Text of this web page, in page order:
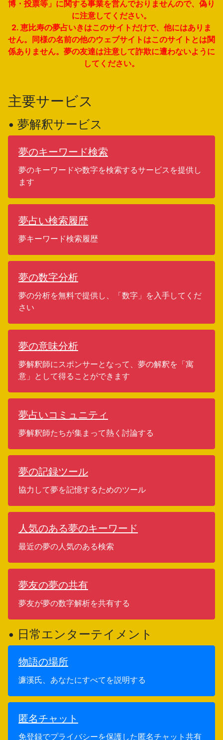
博・投票等」に関する事業を営んでおりませんので、偽り
に注意してください。
2. 恵比寿の夢占いきはこのサイトだけで、他にはありま
せん。同様の名前の他のウェブサイトはこのサイトとは関
係ありません。夢の友達は注意して詐欺に遭わないように
してください。
主要サービス
• 夢解釈サービス
夢のキーワード検索
夢のキーワードや数字を検索するサービスを提供し
ます
夢占い検索履歴
夢キーワード検索履歴
夢の数字分析
夢の分析を無料で提供し、「数字」を入手してくだ
さい
夢の意味分析
夢解釈師にスポンサーとなって、夢の解釈を「寓
意」として得ることができます
夢占いコミュニティ
夢解釈師たちが集まって熱く討論する
夢の記録ツール
協力して夢を記憶するためのツール
人気のある夢のキーワード
最近の夢の人気のある検索
夢友の夢の共有
夢友が夢の数字解析を共有する
• 日常エンターテイメント
物語の場所
濂溪氏、あなたにすべてを説明する
匿名チャット
免登録でプライバシーを保護した匿名チャット共有